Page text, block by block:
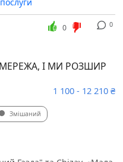
0
0
І МИ РОЗШИР
1 100 - 12 210 ₴
Змішаний